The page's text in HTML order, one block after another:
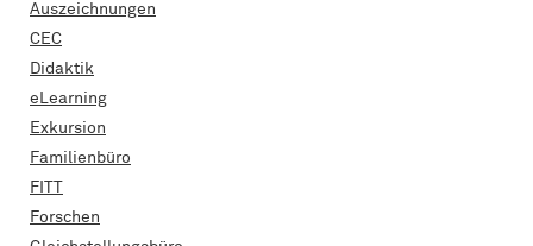
Auszeichnungen
CEC
Didaktik
eLearning
Exkursion
Familienbüro
FITT
Forschen